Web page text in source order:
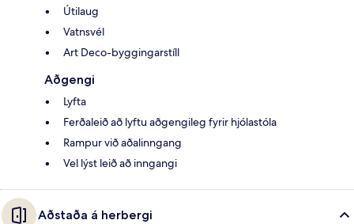
Útilaug
Vatnsvél
Art Deco-byggingarstíll
Aðgengi
Lyfta
Ferðaleið að lyftu aðgengileg fyrir hjólastóla
Rampur við aðalinngang
Vel lýst leið að inngangi
Aðstaða á herbergi